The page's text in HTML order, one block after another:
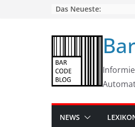
Das Neueste:
NEWS